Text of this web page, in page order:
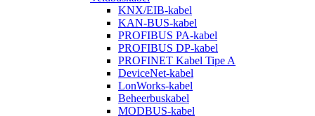
KNX/EIB-kabel
KAN-BUS-kabel
PROFIBUS PA-kabel
PROFIBUS DP-kabel
PROFINET Kabel Tipe A
DeviceNet-kabel
LonWorks-kabel
Beheerbuskabel
MODBUS-kabel